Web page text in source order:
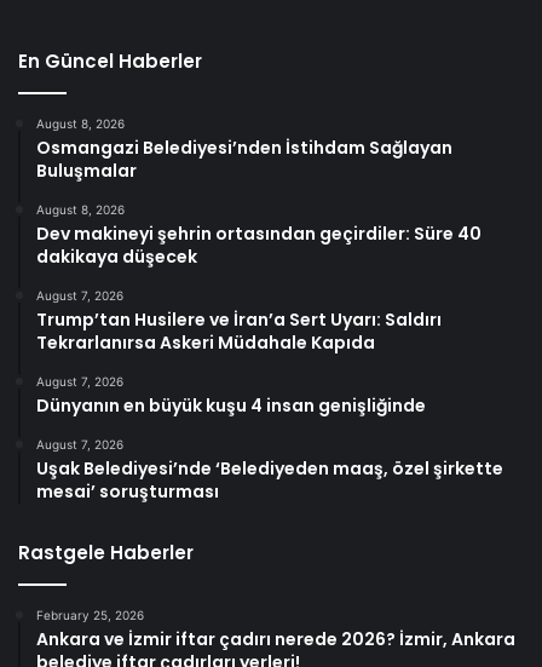
En Güncel Haberler
August 8, 2026
Osmangazi Belediyesi’nden İstihdam Sağlayan
Buluşmalar
August 8, 2026
Dev makineyi şehrin ortasından geçirdiler: Süre 40
dakikaya düşecek
August 7, 2026
Trump’tan Husilere ve İran’a Sert Uyarı: Saldırı
Tekrarlanırsa Askeri Müdahale Kapıda
August 7, 2026
Dünyanın en büyük kuşu 4 insan genişliğinde
August 7, 2026
Uşak Belediyesi’nde ‘Belediyeden maaş, özel şirkette
mesai’ soruşturması
Rastgele Haberler
February 25, 2026
Ankara ve İzmir iftar çadırı nerede 2026? İzmir, Ankara